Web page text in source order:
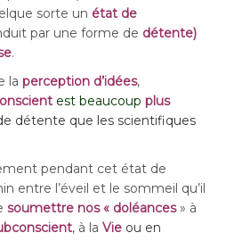
sorte un état de
par une forme de détente)
.
la perception d’idées,
est beaucoup plus
détente que les scientifiques
pendant cet état de
entre l’éveil et le sommeil qu’il
soumettre nos « doléances» à
, à la Vie ou en